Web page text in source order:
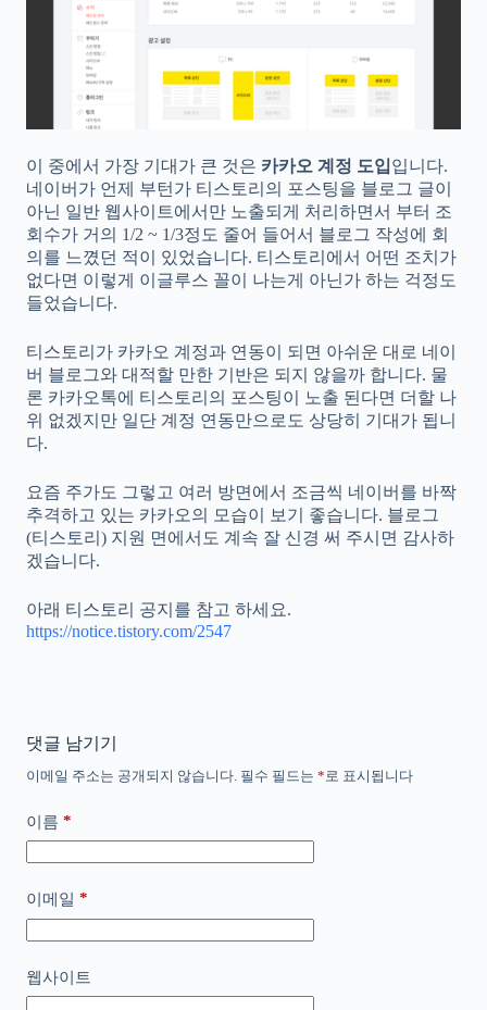
이 중에서 가장 기대가 큰 것은 카카오 계정 도입 입니다.
네이버가 언제 부턴가 티스토리의 포스팅을 블로그 글이
아닌 일반 웹사이트에서만 노출되게 처리하면서 부터 조
회수가 거의 1/2 ~ 1/3정도 줄어 들어서 블로그 작성에 회
의를 느꼈던 적이 있었습니다. 티스토리에서 어떤 조치가
없다면 이렇게 이글루스 꼴이 나는게 아닌가 하는 걱정도
들었습니다.
티스토리가 카카오 계정과 연동이 되면 아쉬운 대로 네이
버 블로그와 대적할 만한 기반은 되지 않을까 합니다. 물
론 카카오톡에 티스토리의 포스팅이 노출 된다면 더할 나
위 없겠지만 일단 계정 연동만으로도 상당히 기대가 됩니
다.
요즘 주가도 그렇고 여러 방면에서 조금씩 네이버를 바짝
추격하고 있는 카카오의 모습이 보기 좋습니다. 블로그
(티스토리) 지원 면에서도 계속 잘 신경 써 주시면 감사하
겠습니다.
아래 티스토리 공지를 참고 하세요.
https://notice.tistory.com/2547
댓글 남기기
이메일 주소는 공개되지 않습니다. 필수 필드는 * 로 표시됩니다
이름 *
이메일 *
웹사이트